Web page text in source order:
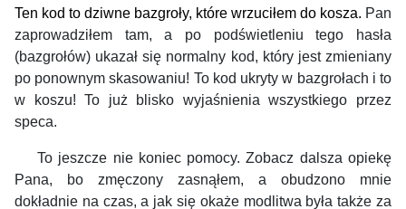
Ten kod to dziwne bazgroły, które wrzuciłem do kosza. Pan
zaprowadziłem tam, a po podświetleniu tego hasła
(bazgrołów) ukazał się normalny kod, który jest zmieniany
po ponownym skasowaniu! To kod ukryty w bazgrołach i to
w koszu! To już blisko wyjaśnienia wszystkiego przez
speca.
To jeszcze nie koniec pomocy. Zobacz dalsza opiekę
Pana, bo zmęczony zasnąłem, a obudzono mnie
dokładnie na czas, a jak się okaże modlitwa była także za